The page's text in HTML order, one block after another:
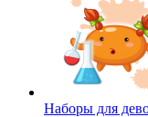
Наборы для